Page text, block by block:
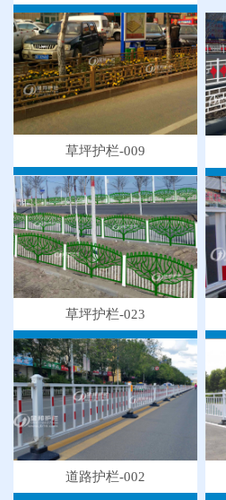
草坪护栏-009
草坪护栏-023
道路护栏-002